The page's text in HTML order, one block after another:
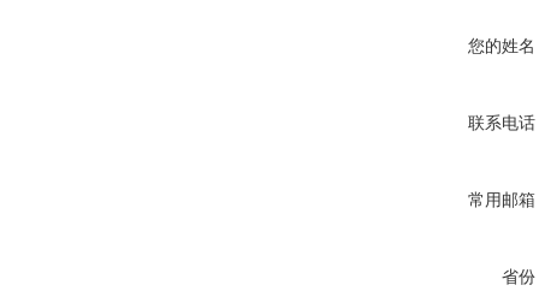
您的姓名
联系电话
常用邮箱
省份